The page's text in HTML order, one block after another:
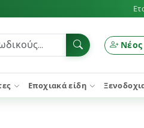
Εποχιακά είδη